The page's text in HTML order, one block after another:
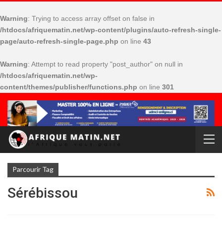
Warning: Trying to access array offset on false in
/htdocs/afriquematin.net/wp-content/plugins/auto-refresh-single-
page/auto-refresh-single-page.php on line 43
Warning: Attempt to read property "post_author" on null in
/htdocs/afriquematin.net/wp-
content/themes/publisher/functions.php on line 301
Parcourir Tag
Sérébissou